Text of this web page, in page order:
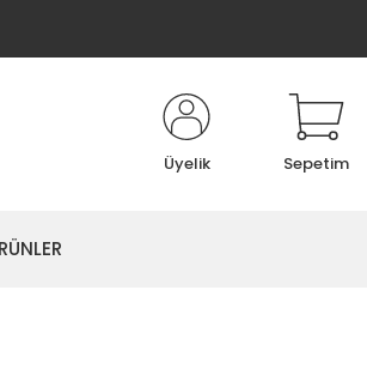
Üyelik Sepetim